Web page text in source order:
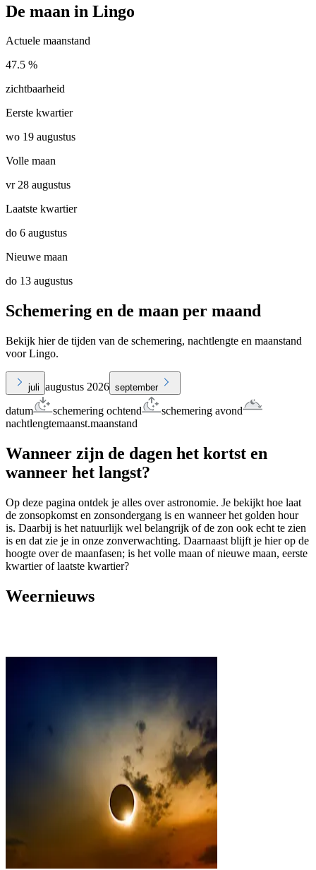
De maan in Lingo
Actuele maanstand
47.5 %
zichtbaarheid
Eerste kwartier
wo 19 augustus
Volle maan
vr 28 augustus
Laatste kwartier
do 6 augustus
Nieuwe maan
do 13 augustus
Schemering en de maan per maand
Bekijk hier de tijden van de schemering, nachtlengte en maanstand
voor Lingo.
juli augustus 2026 september
datum schemering ochtend
schemering avond
nachtlengtemaanst.maanstand
Wanneer zijn de dagen het kortst en
wanneer het langst?
Op deze pagina ontdek je alles over astronomie. Je bekijkt hoe laat
de zonsopkomst en zonsondergang is en wanneer het golden hour
is. Daarbij is het natuurlijk wel belangrijk of de zon ook echt te zien
is en dat zie je in onze zonverwachting. Daarnaast blijft je hier op de
hoogte over de maanfasen; is het volle maan of nieuwe maan, eerste
kwartier of laatste kwartier?
Weernieuws